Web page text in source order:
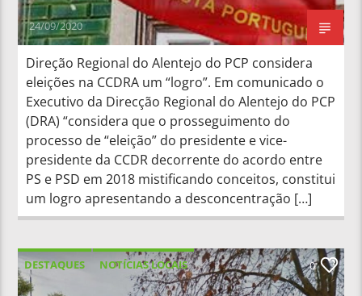
24/09/2020
Direção Regional do Alentejo do PCP considera
eleições na CCDRA um “logro”. Em comunicado o
Executivo da Direcção Regional do Alentejo do PCP
(DRA) “considera que o prosseguimento do
processo de “eleição” do presidente e vice-
presidente da CCDR decorrente do acordo entre
PS e PSD em 2018 mistificando conceitos, constitui
um logro apresentando a desconcentração […]
DESTAQUES NOTÍCIAS LOCAIS 0